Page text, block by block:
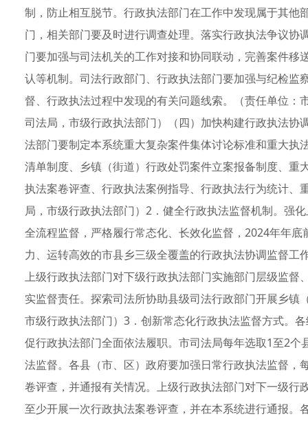
制，防止相互脱节。行政执法部门在工作中发现属于其
门，相关部门要及时进行调查处理。落实行政执法争议
门要加强与司法机关的工作对接和协同联动，完善案件
认等机制。司法行政部门、行政执法部门要加强与纪检
督、行政执法过程中发现的有关问题线索。（责任单位
司法局，市级行政执法部门）（四）加快构建行政执法
法部门要制定本系统重大复杂案件集体讨论标准和重大
清单制度、乡镇（街道）行政处罚案件立案报备制度、
执法案卷评查、行政执法案例指导、行政执法行为统计
局，市级行政执法部门）2．健全行政执法监督机制。强
全流程监督，严格履行常态化、长效化监督，2024年年
力、运转高效的市县乡三级全覆盖的行政执法协调监督
上级行政执法部门对下级行政执法部门实施部门层级监
实监督责任。探索司法所协助县级司法行政部门开展乡
市级行政执法部门）3．创新常态化行政执法监督方式。
促行政执法部门全面依法履职。市司法局每年选取1至2个
法监督。各县（市、区）政府要加强日常行政执法监督
卷评查，并通报有关情况。上级行政执法部门对下一级
至少开展一次行政执法案卷评查，并在本系统进行通报